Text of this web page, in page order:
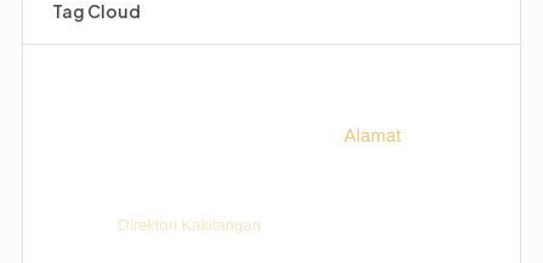
Tag Cloud